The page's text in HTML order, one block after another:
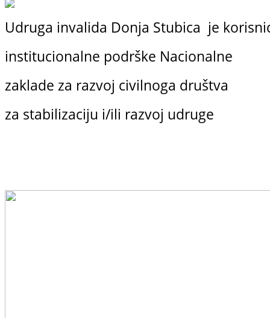
Udruga invalida Donja Stubica je
institucionalne podrške Nacionalne
zaklade za razvoj civilnoga društva
za stabilizaciju i/ili razvoj udruge